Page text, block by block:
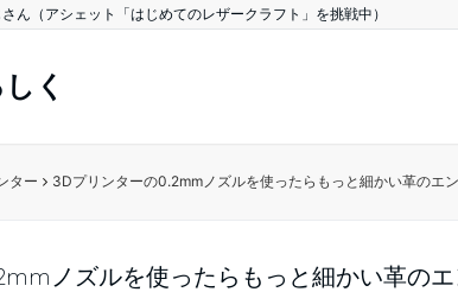
ん（アシェット「はじめてのレザークラフト」を挑戦中）
く
ター 3Dプリンターの0.2mmノズルを使ったらもっと細かい革のエ
ノズルを使ったらもっと細かい革の